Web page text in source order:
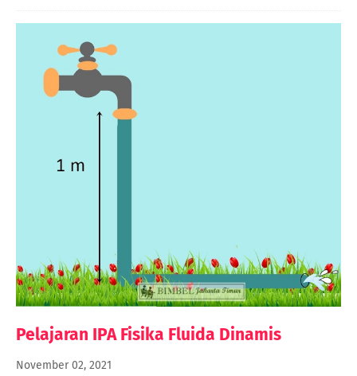
Pelajaran IPA Fisika Fluida Dinamis
November 02, 2021